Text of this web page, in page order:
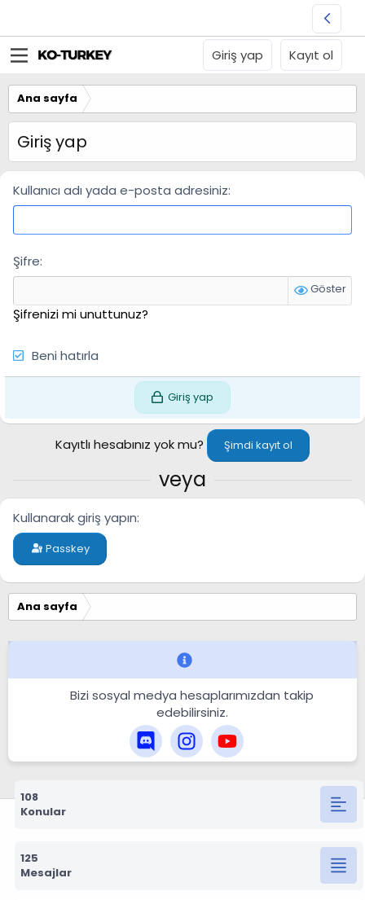
Giriş yap Kayıt ol
Ana sayfa
Giriş yap
Kullanıcı adı yada e-posta adresiniz
Şifre
Göster
Şifrenizi mi unuttunuz?
Beni hatırla
Giriş yap
Kayıtlı hesabınız yok mu? Şimdi kayıt ol
veya
Kullanarak giriş yapın
Passkey
Ana sayfa
Bizi sosyal medya hesaplarımızdan takip
edebilirsiniz.
108
Konular
125
Mesajlar